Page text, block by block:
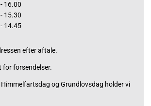
16.00
15.30
14.45
efter aftale.
for forsendelser.
Himmelfartsdag og Grundlovsdag holder vi